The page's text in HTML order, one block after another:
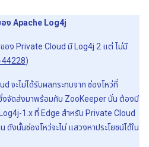
ง Apache Log4j
อง Private Cloud มี Log4j 2 แต่ ไม่มี
44228)
จะไม่ได้รับผลกระทบจาก ช่องโหว่ที่
งจัดส่งมาพร้อมกับ ZooKeeper นั่น ต้องมี
1.x ที่ Edge สำหรับ Private Cloud
ดังนั้นช่องโหว่จะไม่ แสวงหาประโยชน์ได้ใน